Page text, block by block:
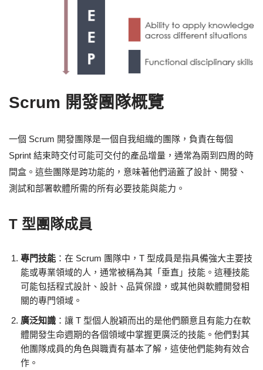
Scrum 開發團隊概覽
一個 Scrum 開發團隊是一個自我組織的團隊，負責在每個
Sprint 結束時交付可能可交付的產品增量，通常為兩到四周的時
間盒。這些團隊是跨功能的，意味著他們涵蓋了設計、開發、
測試和部署軟體所需的所有必要技能與能力。
T 型團隊成員
專門技能 ：在 Scrum 團隊中，T 型成員是指具備強大主要技
能或專業領域的人，通常被稱為其「垂直」技能。這種技能
可能包括程式設計、設計、品質保證，或其他與軟體開發相
關的專門領域。
廣泛知識 ：讓 T 型個人脫穎而出的是他們願意且有能力在軟
體開發生命週期的各個領域中掌握更廣泛的技能。他們對其
他團隊成員的角色與職責有基本了解，這使他們能夠有效合
作。